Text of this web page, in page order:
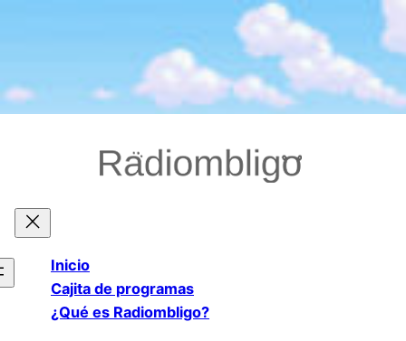
Inicio
Cajita de programas
¿Qué es Radiombligo?